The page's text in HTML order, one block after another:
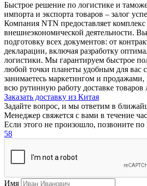
Быстрое решение по логистике и
импорта и экспорта товаров – залог
Компания NTN предоставляет
внешнеэкономической деятельности. Вы
подготовку всех документов: от
декларации, включая разработку
логистики. Мы гарантируем быстрое
любой точки планеты удобным для вас
занимаетесь маркетингом и
всю рутинную работу доставке товаров
Заказать доставку из Китая
Задайте вопрос, и мы ответим в
Менеджер свяжется с вами в течение
Если этого не произошло, позвоните по
58
Имя